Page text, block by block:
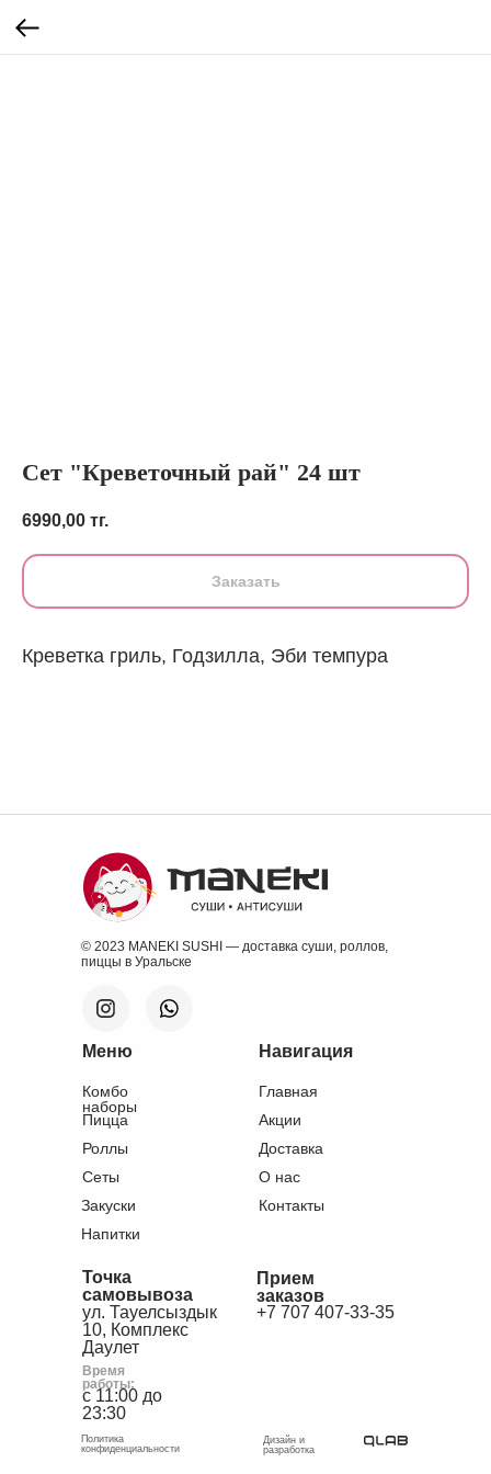
Сет "Креветочный рай" 24 шт
6990,00 тг.
Заказать
Креветка гриль, Годзилла, Эби темпура
+7 707 407-33-35
Прием
заказов
ул. Тауелсыздык
10, Комплекс
Даулет
Точка
самовывоза
с 11:00 до
23:30
Время
работы:
Дизайн и
разработка
Политика
конфиденциальности
Навигация
Главная
Доставка
О нас
Контакты
Акции
Комбо
наборы
Роллы
Сеты
Закуски
Напитки
Пицца
Меню
© 2023 MANEKI SUSHI — доставка суши, роллов,
пиццы в Уральске